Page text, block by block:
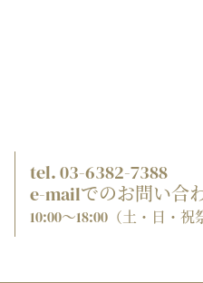
tel. 03-6382-7388
e-mailでのお問い合
10:00～18:00（土・日・祝